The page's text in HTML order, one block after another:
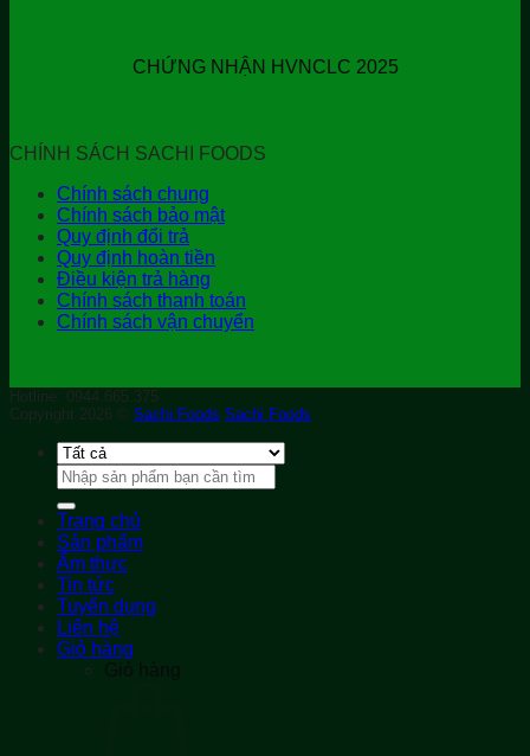
CHỨNG NHẬN HVNCLC 2025
CHÍNH SÁCH SACHI FOODS
Chính sách chung
Chính sách bảo mật
Quy định đổi trả
Quy định hoàn tiền
Điều kiện trả hàng
Chính sách thanh toán
Chính sách vận chuyển
Hotline: 0944.665.375
Copyright 2026 © Sachi Foods Sachi Foods
Tìm
kiếm:
Trang chủ
Sản phẩm
Ẩm thực
Tin tức
Tuyển dụng
Liên hệ
Giỏ hàng
Giỏ hàng